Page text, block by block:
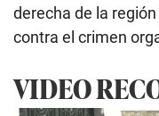
derecha de la
contra el crimen
VIDEO